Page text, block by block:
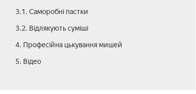
3.1. Саморобні пастки
3.2. Відлякують суміші
4. Професійна цькування мишей
5. Відео